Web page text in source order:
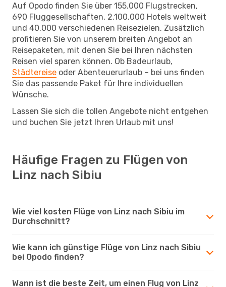
Auf Opodo finden Sie über 155.000 Flugstrecken,
690 Fluggesellschaften, 2.100.000 Hotels weltweit
und 40.000 verschiedenen Reisezielen. Zusätzlich
profitieren Sie von unserem breiten Angebot an
Reisepaketen, mit denen Sie bei Ihren nächsten
Reisen viel sparen können. Ob Badeurlaub,
Städtereise oder Abenteuerurlaub – bei uns finden
Sie das passende Paket für Ihre individuellen
Wünsche.
Lassen Sie sich die tollen Angebote nicht entgehen
und buchen Sie jetzt Ihren Urlaub mit uns!
Häufige Fragen zu Flügen von
Linz nach Sibiu
Wie viel kosten Flüge von Linz nach Sibiu im
Durchschnitt?
Wie kann ich günstige Flüge von Linz nach Sibiu
bei Opodo finden?
Wann ist die beste Zeit, um einen Flug von Linz